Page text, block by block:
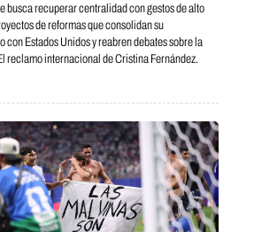
busca recuperar centralidad con gestos de alto
de reformas que consolidan su
con Estados Unidos y reabren debates sobre la
reclamo internacional de Cristina Fernández.